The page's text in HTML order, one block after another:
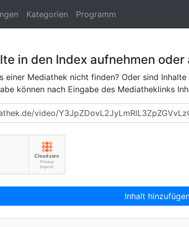
Kategorien Programm
in den Index aufnehmen
einer Mediathek nicht finden? Oder sind
können nach Eingabe des Mediatheklinks
Inhalt